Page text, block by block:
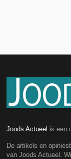
Joods Actueel is een
De artikels en
van Joods Actueel.